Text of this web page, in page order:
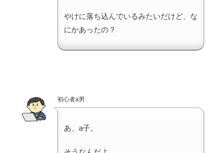
やけに落ち込んでいるみたいだけど、な
にかあったの？
初心者a男
あ、a子。